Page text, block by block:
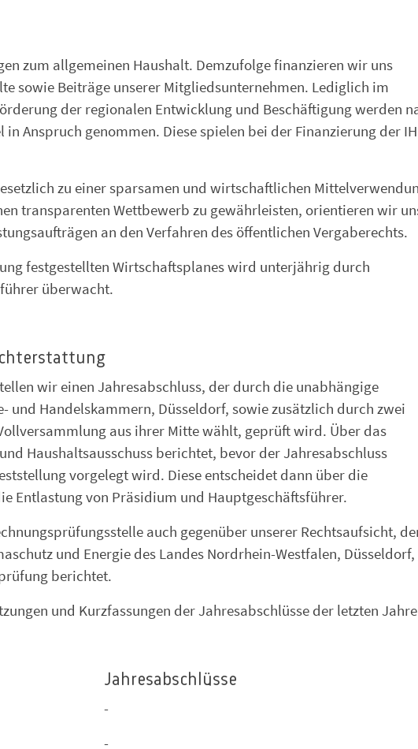
zum allgemeinen Haushalt. Demzufolge finanzieren wir uns
sowie Beiträge unserer Mitgliedsunternehmen. Lediglich im
der regionalen Entwicklung und Beschäftigung werden
Anspruch genommen. Diese spielen bei der Finanzierung der
zu einer sparsamen und wirtschaftlichen
transparenten Wettbewerb zu gewährleisten, orientieren wir
an den Verfahren des öffentlichen Vergaberechts.
festgestellten Wirtschaftsplanes wird unterjährig durch
überwacht.
wir einen Jahresabschluss, der durch die unabhängige
und Handelskammern, Düsseldorf, sowie zusätzlich durch zwei
aus ihrer Mitte wählt, geprüft wird. Über das
Haushaltsausschuss berichtet, bevor der Jahresabschluss
vorgelegt wird. Diese entscheidet dann über die
Entlastung von Präsidium und Hauptgeschäftsführer.
auch gegenüber unserer Rechtsaufsicht,
und Energie des Landes Nordrhein-Westfalen, Düsseldorf,
berichtet.
und Kurzfassungen der Jahresabschlüsse der letzten
Jahresabschlüsse
-
-